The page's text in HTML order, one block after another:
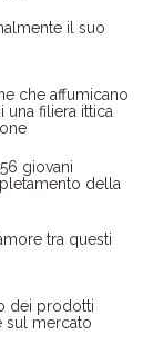
il suo
che affumicano
una filiera ittica
giovani
della
tra questi
dei prodotti
sul mercato